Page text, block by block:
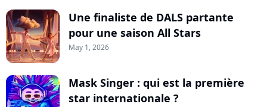
Une finaliste de DALS partante
pour une saison All Stars
May 1, 2026
Mask Singer : qui est la première
star internationale ?